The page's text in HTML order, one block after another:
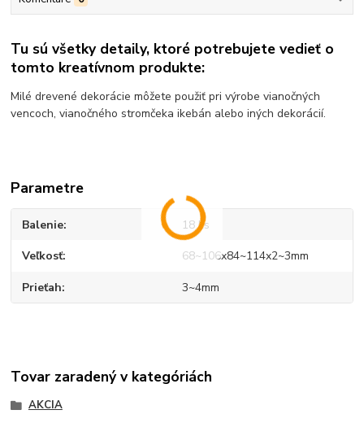
Tu sú všetky detaily, ktoré potrebujete vedieť o
tomto kreatívnom produkte:
Milé drevené dekorácie môžete použiť pri výrobe vianočných
vencoch, vianočného stromčeka ikebán alebo iných dekorácií.
Parametre
Balenie 18 ks
Veľkosť 68~106x84~114x2~3mm
Prieťah 3~4mm
Tovar zaradený v kategóriách
AKCIA